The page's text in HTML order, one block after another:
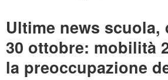
Ultime news scuola,
30 ottobre: mobilità
la preoccupazione